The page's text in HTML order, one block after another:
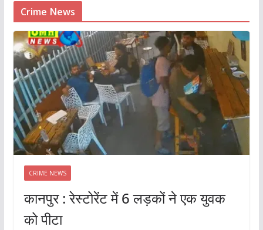
Crime News
CRIME NEWS
कानपुर : रेस्टोरेंट में 6 लड़कों ने एक युवक
को पीटा